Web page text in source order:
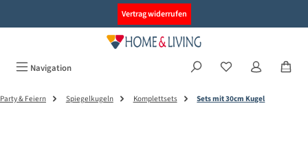
Vertrag widerrufen
Navigation
Party & Feiern Spiegelkugeln Komplettsets Sets mit 30cm Kugel